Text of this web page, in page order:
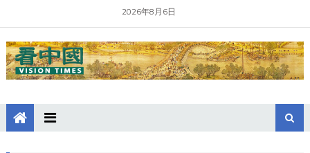
2026年8月6日